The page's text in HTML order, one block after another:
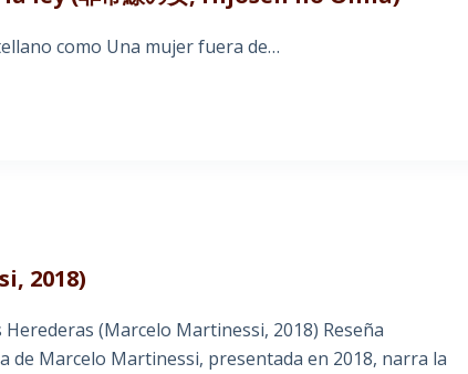
como Una mujer fuera de…
2018)
(Marcelo Martinessi, 2018) Reseña
de Marcelo Martinessi, presentada en 2018, narra la